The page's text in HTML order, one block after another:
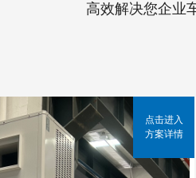
高效解决您企业
点击进入
方案详情